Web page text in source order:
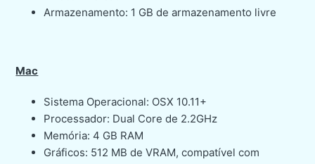
Armazenamento: 1 GB de armazenamento livre
Mac
Sistema Operacional: OSX 10.11+
Processador: Dual Core de 2.2GHz
Memória: 4 GB RAM
Gráficos: 512 MB de VRAM, compatível com